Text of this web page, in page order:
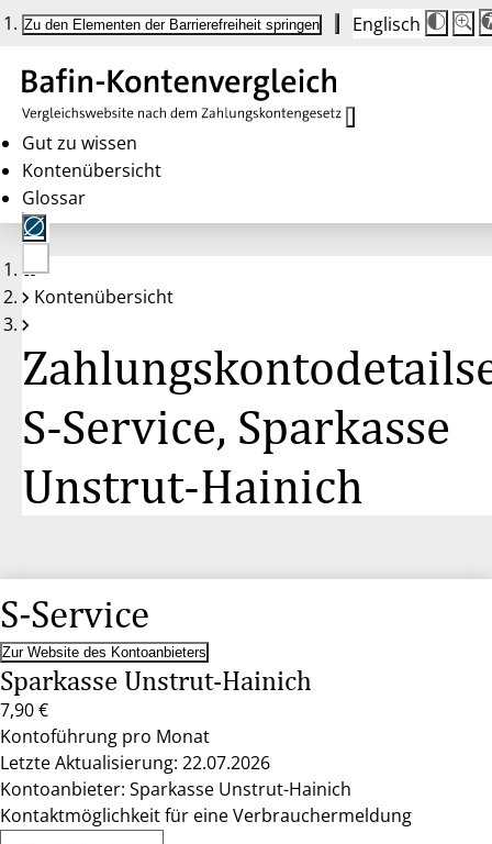
Zu den Elementen der Barrierefreiheit springen Englisch
Die
auf
100
100
Gut zu wissen
Kontenübersicht
Glossar
Keine
Konten
Kontenübersicht
S-Service, Sparkasse
Unstrut-Hainich
S-Service
Zur Website des Kontoanbieters
Sparkasse Unstrut-Hainich
7,90 €
Kontoführung pro Monat
Letzte Aktualisierung: 22.07.2026
Kontoanbieter: Sparkasse Unstrut-Hainich
Kontaktmöglichkeit für eine Verbrauchermeldung